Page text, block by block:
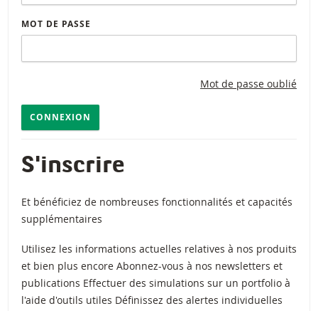
MOT DE PASSE
Mot de passe oublié
CONNEXION
S'inscrire
Et bénéficiez de nombreuses fonctionnalités et capacités
supplémentaires
Utilisez les informations actuelles relatives à nos produits
et bien plus encore Abonnez-vous à nos newsletters et
publications Effectuer des simulations sur un portfolio à
l'aide d'outils utiles Définissez des alertes individuelles